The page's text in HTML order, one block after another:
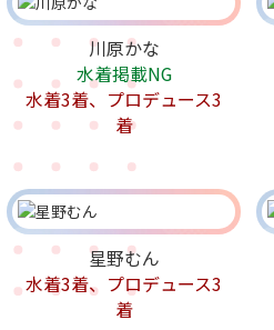
川原かな
水着掲載NG
水着3着、プロデュース3
着
星野むん
水着3着、プロデュース3
着